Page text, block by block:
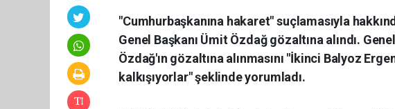
"Cumhurbaşkanına hakaret" suçlamasıyla
Genel Başkanı Ümit Özdağ gözaltına alındı.
Özdağ'ın gözaltına alınmasını "İkinci Balyoz
kalkışıyorlar" şeklinde yorumladı.